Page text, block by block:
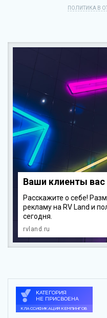
ПОЛИТИКА В
Ваши клиенты вас
Расскажите о себе!
рекламу на RV Land и
сегодня.
rvland.ru